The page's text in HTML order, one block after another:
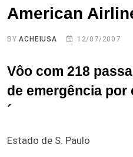
American
BYACHEIUSA 12/07/2007
Vôo com 218
de emergência por
´
Estado de S. Paulo